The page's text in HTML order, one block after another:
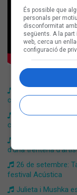
català amb The
Zetak: «La
coherent amb la
d'una trentena
26 de setembre:
festival Acústica
​Julieta i Mushka
És possible que
personals per
disconformitat
següents. A la
web, cerca un
configuració de